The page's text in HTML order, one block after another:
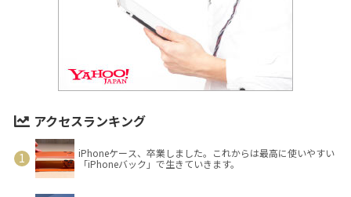
アクセスランキング
iPhoneケース、卒業しました。これからは最高に使いやすい
「iPhoneバック」で生きていきます。